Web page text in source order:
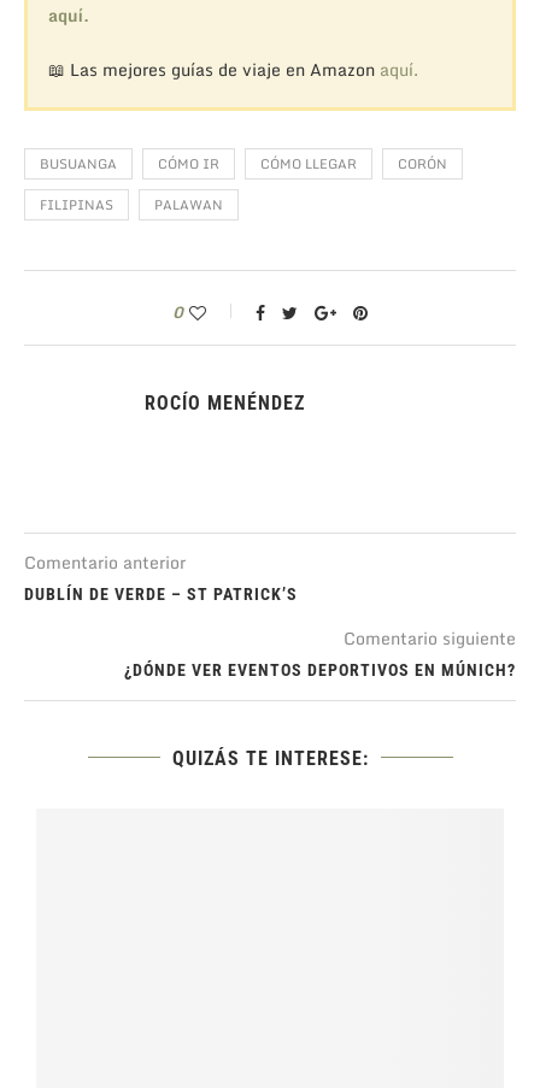
aquí.
📖 Las mejores guías de viaje en Amazon aquí.
BUSUANGA CÓMO IR CÓMO LLEGAR
CORÓN
FILIPINAS
PALAWAN
0
ROCÍO MENÉNDEZ
Comentario anterior
DUBLÍN DE VERDE – ST PATRICK’S
Comentario siguiente
¿DÓNDE VER EVENTOS DEPORTIVOS EN MÚNICH?
QUIZÁS TE INTERESE: